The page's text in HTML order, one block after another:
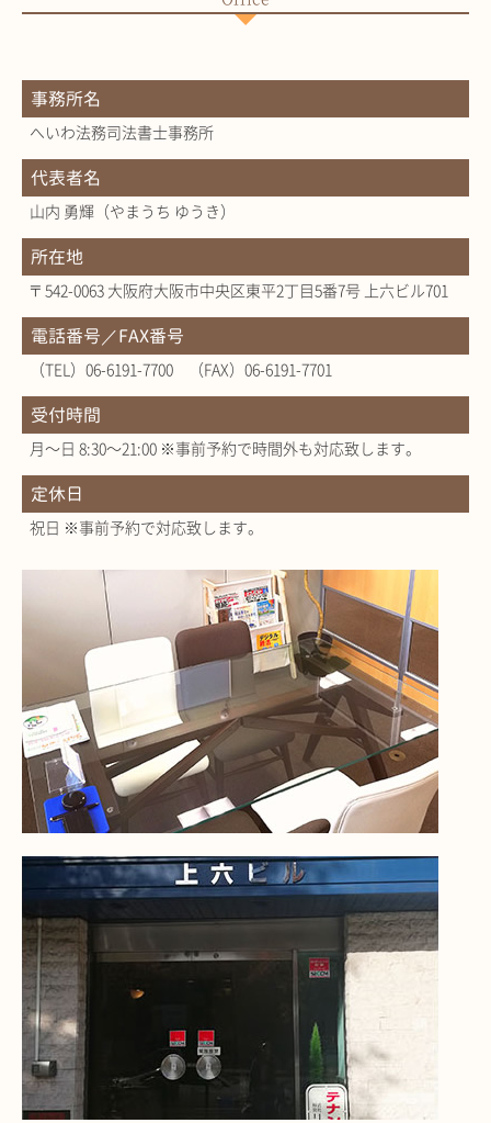
事務所名
へいわ法務司法書士事務所
代表者名
山内 勇輝（やまうち ゆうき）
所在地
〒542-0063 大阪府大阪市中央区東平2丁目5番7号 上六ビル701
電話番号／FAX番号
（TEL）06-6191-7700 （FAX）06-6191-7701
受付時間
月～日 8:30～21:00 ※事前予約で時間外も対応致します。
定休日
祝日 ※事前予約で対応致します。